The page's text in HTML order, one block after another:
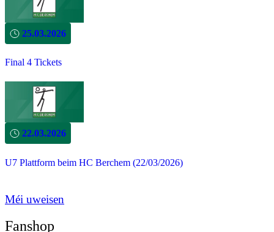
25.03.2026
Final 4 Tickets
22.03.2026
U7 Plattform beim HC Berchem (22/03/2026)
Méi uweisen
Fanshop